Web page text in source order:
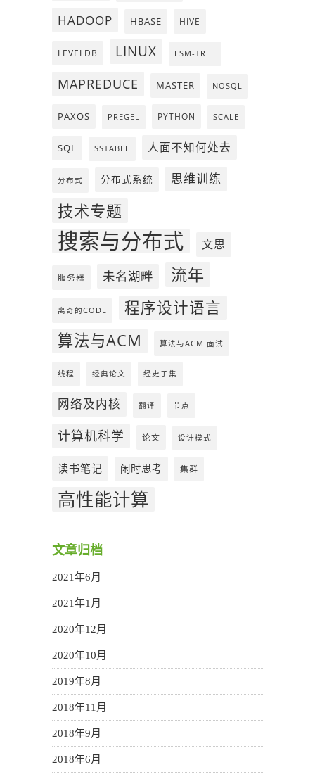
HADOOP HBASE HIVE
LEVELDB LINUX LSM-TREE
MAPREDUCE MASTER NOSQL
PAXOS PREGEL PYTHON SCALE
SQL SSTABLE 人面不知何处去
分布式 分布式系统 思维训练
技术专题
搜索与分布式 文思
服务器 未名湖畔 流年
离奇的CODE 程序设计语言
算法与ACM 算法与ACM 面试
线程 经典论文 经史子集
网络及内核 翻译 节点
计算机科学 论文 设计模式
读书笔记 闲时思考 集群
高性能计算
文章归档
2021年6月
2021年1月
2020年12月
2020年10月
2019年8月
2018年11月
2018年9月
2018年6月